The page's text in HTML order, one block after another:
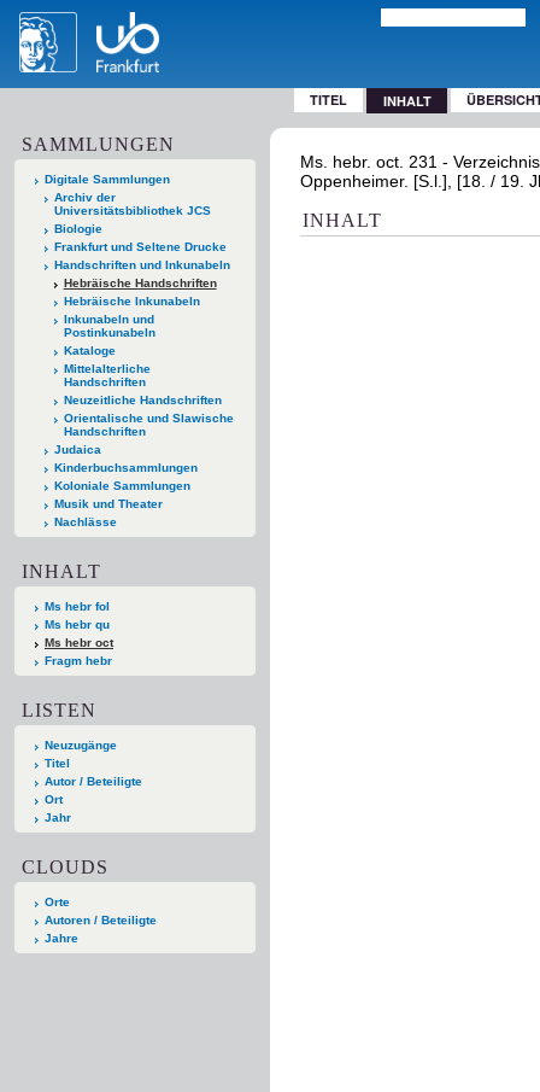
TITEL INHALT
SAMMLUNGEN
Digitale Sammlungen
Archiv der
Universitätsbibliothek JCS
Biologie
Frankfurt und Seltene Drucke
Handschriften und Inkunabeln
Hebräische Handschriften
Hebräische Inkunabeln
Inkunabeln und
Postinkunabeln
Kataloge
Mittelalterliche
Handschriften
Neuzeitliche Handschriften
Orientalische und Slawische
Handschriften
Judaica
Kinderbuchsammlungen
Koloniale Sammlungen
Musik und Theater
Nachlässe
INHALT
Ms hebr fol
Ms hebr qu
Ms hebr oct
Fragm hebr
LISTEN
Neuzugänge
Titel
Autor / Beteiligte
Ort
Jahr
CLOUDS
Orte
Autoren / Beteiligte
Jahre
Ms. hebr. oct. 231 -
Oppenheimer. [S.l.], [18. / 19.
INHALT